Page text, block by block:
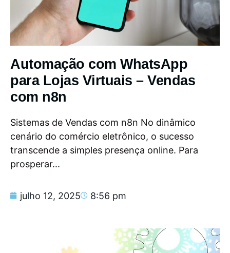
Automação com WhatsApp
para Lojas Virtuais – Vendas
com n8n
Sistemas de Vendas com n8n No dinâmico
cenário do comércio eletrônico, o sucesso
transcende a simples presença online. Para
prosperar...
julho 12, 2025 8:56 pm